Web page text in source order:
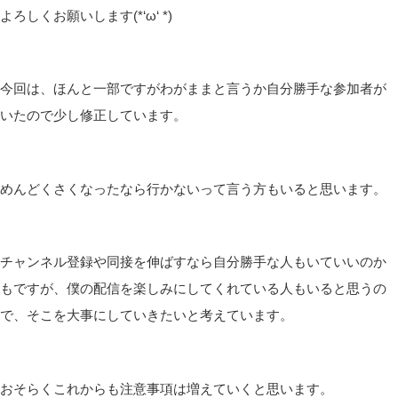
よろしくお願いします(*‘ω‘ *)
今回は、ほんと一部ですがわがままと言うか自分勝手な参加者が
いたので少し修正しています。
めんどくさくなったなら行かないって言う方もいると思います。
チャンネル登録や同接を伸ばすなら自分勝手な人もいていいのか
もですが、僕の配信を楽しみにしてくれている人もいると思うの
で、そこを大事にしていきたいと考えています。
おそらくこれからも注意事項は増えていくと思います。